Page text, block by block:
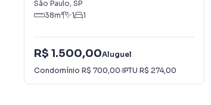
São Paulo, SP
38m² 1 1
R$ 1.500,00Aluguel
Condomínio R$ 700,00·IPTU R$ 274,00